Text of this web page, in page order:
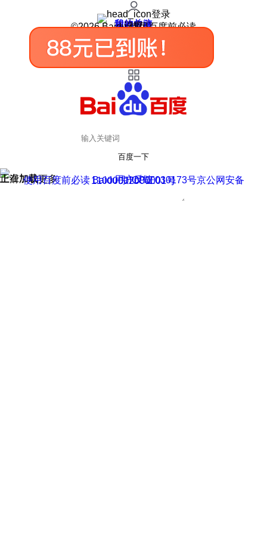
登录
我的关注
我的收藏
皮肤中心
用户反馈
设置
©2026 Baidu 使用百度前必读
百度一下
正在加载
上滑加载更多 用户反馈
使用百度前必读 Baidu 京ICP证030173号
京公网安备11000002000001号